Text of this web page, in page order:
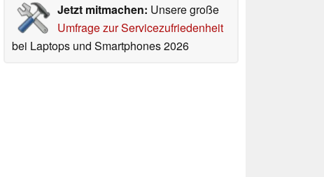
Jetzt mitmachen: Unsere große
Umfrage zur Servicezufriedenheit
bei Laptops und Smartphones 2026